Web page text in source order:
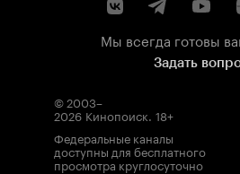
Мы всегда готовы
Задать
© 2003–
2026 Кинопоиск. 18+
Федеральные каналы
доступны для бесплатного
просмотра круглосуточно